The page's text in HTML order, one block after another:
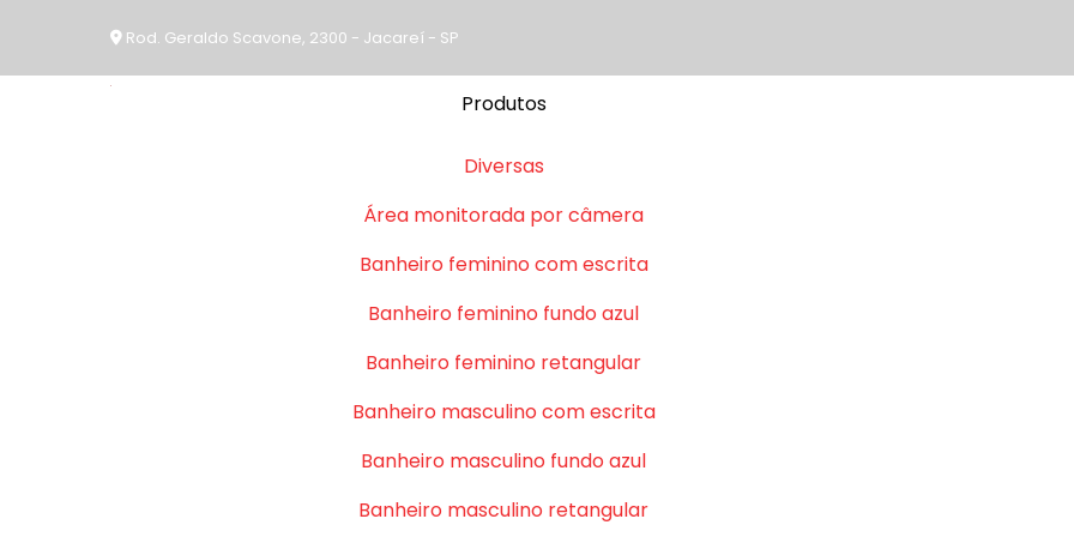
Rod. Geraldo Scavone, 2300 - Jacareí - SP
Produtos
Diversas
Área monitorada por câmera
Banheiro feminino com escrita
Banheiro feminino fundo azul
Banheiro feminino retangular
Banheiro masculino com escrita
Banheiro masculino fundo azul
Banheiro masculino retangular